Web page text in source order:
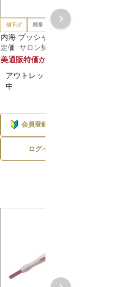
値下げ 廃番
内海 プッシャーP011
定価 : サロン契約後表示
美通販特価から
アウトレットセール実施
中
会員登録する【無料】
ログインする